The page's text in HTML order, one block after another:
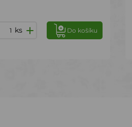
ks Do košíku